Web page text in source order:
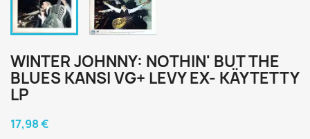
WINTER JOHNNY: NOTHIN' BUT THE
BLUES KANSI VG+ LEVY EX- KÄYTETTY
LP
17,98 €